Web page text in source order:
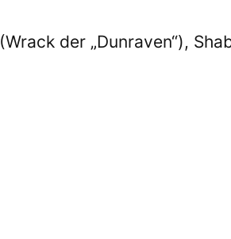
der „Dunraven“),